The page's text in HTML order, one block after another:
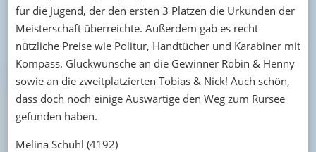
für die Jugend, der den ersten 3 Plätzen die Urkunden der
Meisterschaft überreichte. Außerdem gab es recht
nützliche Preise wie Politur, Handtücher und Karabiner mit
Kompass. Glückwünsche an die Gewinner Robin & Henny
sowie an die zweitplatzierten Tobias & Nick! Auch schön,
dass doch noch einige Auswärtige den Weg zum Rursee
gefunden haben.
Melina Schuhl (4192)